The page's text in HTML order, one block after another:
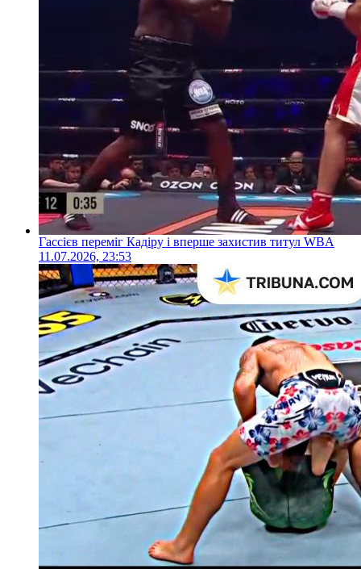
Гассієв переміг Кадіру і вперше захистив титул WBA
11.07.2026, 23:53